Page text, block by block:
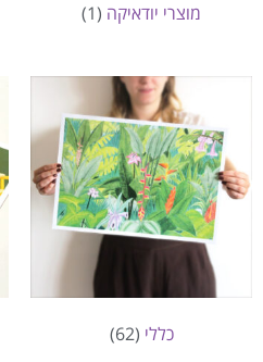
מוצרי יודאיקה (1)
כללי (62)